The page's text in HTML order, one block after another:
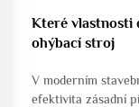
Které vlastnosti
ohýbací stroj
V moderním
efektivita zásadní